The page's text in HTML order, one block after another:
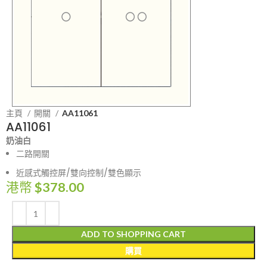
主頁 開關 AA11061
AA11061
奶油白
二路開關
近感式觸控屏/雙向控制/雙色顯示
港幣$378.00
ADD TO SHOPPING CART
購買